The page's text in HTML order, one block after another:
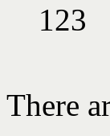
123
There